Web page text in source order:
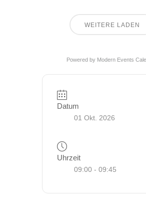
WEITERE LADEN
Powered by Modern Events
Datum
01 Okt. 2026
Uhrzeit
09:00 - 09:45